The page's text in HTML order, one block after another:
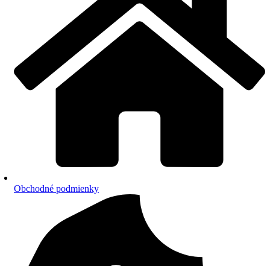
Obchodné podmienky